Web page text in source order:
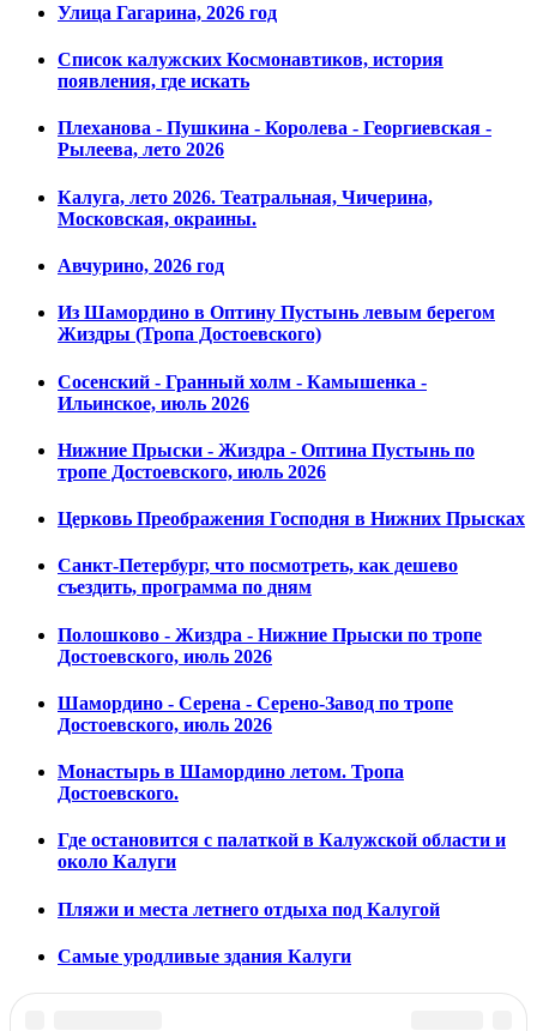
Улица Гагарина, 2026 год
Список калужских Космонавтиков, история
появления, где искать
Плеханова - Пушкина - Королева - Георгиевская -
Рылеева, лето 2026
Калуга, лето 2026. Театральная, Чичерина,
Московская, окраины.
Авчурино, 2026 год
Из Шамордино в Оптину Пустынь левым берегом
Жиздры (Тропа Достоевского)
Сосенский - Гранный холм - Камышенка -
Ильинское, июль 2026
Нижние Прыски - Жиздра - Оптина Пустынь по
тропе Достоевского, июль 2026
Церковь Преображения Господня в Нижних Прысках
Санкт-Петербург, что посмотреть, как дешево
съездить, программа по дням
Полошково - Жиздра - Нижние Прыски по тропе
Достоевского, июль 2026
Шамордино - Серена - Серено-Завод по тропе
Достоевского, июль 2026
Монастырь в Шамордино летом. Тропа
Достоевского.
Где остановится с палаткой в Калужской области и
около Калуги
Пляжи и места летнего отдыха под Калугой
Самые уродливые здания Калуги